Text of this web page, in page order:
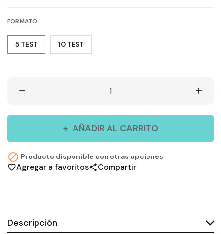
FORMATO
5 TEST 10 TEST
remove add
AÑADIR AL CARRITO
 Producto disponible con otras opciones
favorite_borderAgregar a favoritosshareCompartir
Descripción